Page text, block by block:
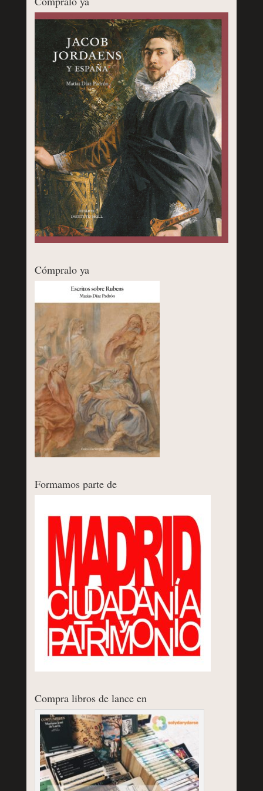
Cómpralo ya
Formamos parte de
Compra libros de lance en